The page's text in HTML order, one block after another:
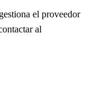
el proveedor
al